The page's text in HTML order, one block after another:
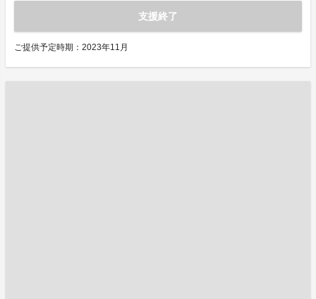
支援終了
ご提供予定時期：2023年11月